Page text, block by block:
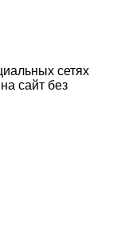
сетях
сайт без